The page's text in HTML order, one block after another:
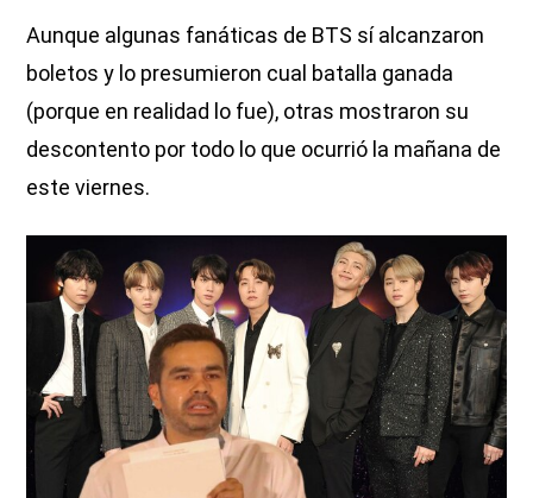
Aunque algunas fanáticas de BTS sí alcanzaron
boletos y lo presumieron cual batalla ganada
(porque en realidad lo fue), otras mostraron su
descontento por todo lo que ocurrió la mañana de
este viernes.